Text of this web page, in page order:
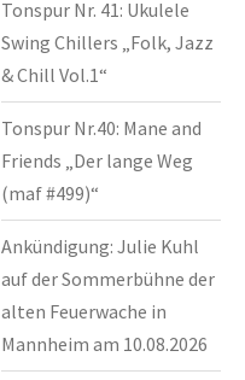
Tonspur Nr. 41: Ukulele
Swing Chillers „Folk, Jazz
& Chill Vol.1“
Tonspur Nr.40: Mane and
Friends „Der lange Weg
(maf #499)“
Ankündigung: Julie Kuhl
auf der Sommerbühne der
alten Feuerwache in
Mannheim am 10.08.2026